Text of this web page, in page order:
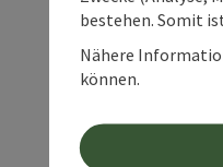
bestehen. Somit
Nähere
können.